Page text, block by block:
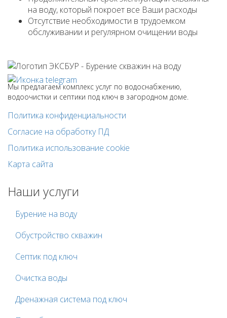
на воду, который покроет все Ваши расходы
Отсутствие необходимости в трудоемком
обслуживании и регулярном очищении воды
Мы предлагаем комплекс услуг по водоснабжению,
водоочистки и септики под ключ в загородном доме.
Политика конфиденциальности
Согласие на обработку ПД
Политика использование cookie
Карта сайта
Наши услуги
Бурение на воду
Обустройство скважин
Септик под ключ
Очистка воды
Дренажная система под ключ